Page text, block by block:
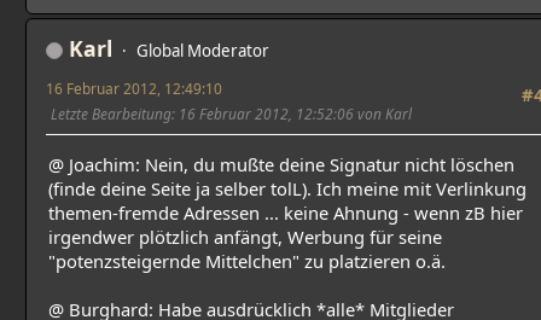
Karl Global Moderator
16 Februar 2012, 12:49:10
Letzte Bearbeitung: 16 Februar 2012, 12:52:06 von Karl
@ Joachim: Nein, du mußte deine Signatur nicht löschen
(finde deine Seite ja selber tolL). Ich meine mit Verlinkung
themen-fremde Adressen ... keine Ahnung - wenn zB hier
irgendwer plötzlich anfängt, Werbung für seine
"potenzsteigernde Mittelchen" zu platzieren o.ä.
@ Burghard: Habe ausdrücklich *alle* Mitglieder